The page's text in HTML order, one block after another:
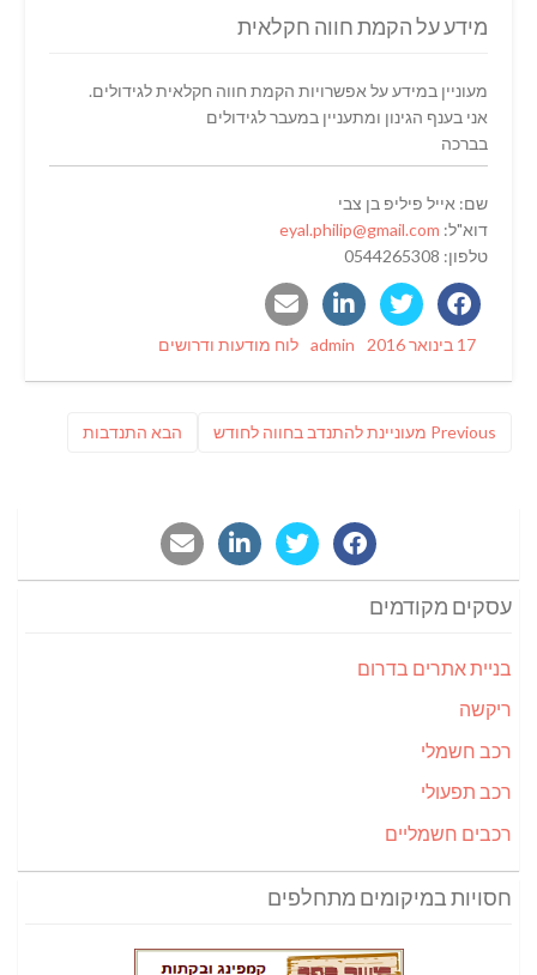
מידע על הקמת חווה חקלאית
מעוניין במידע על אפשרויות הקמת חווה חקלאית לגידולים.
אני בענף הגינון ומתעניין במעבר לגידולים
בברכה
שם: אייל פיליפ בן צבי
דוא"ל: eyal.philip@gmail.com
טלפון: 0544265308
Posted
17 בינואר 2016 Author
admin
Categories
לוח מודעות ודרושים
Previous
Previous
מעוניינת להתנדב בחווה לחודש הבא פוסט
התנדבות
עסקים מקודמים
בניית אתרים בדרום
ריקשה
רכב חשמלי
רכב תפעולי
רכבים חשמליים
חסויות במיקומים מתחלפים